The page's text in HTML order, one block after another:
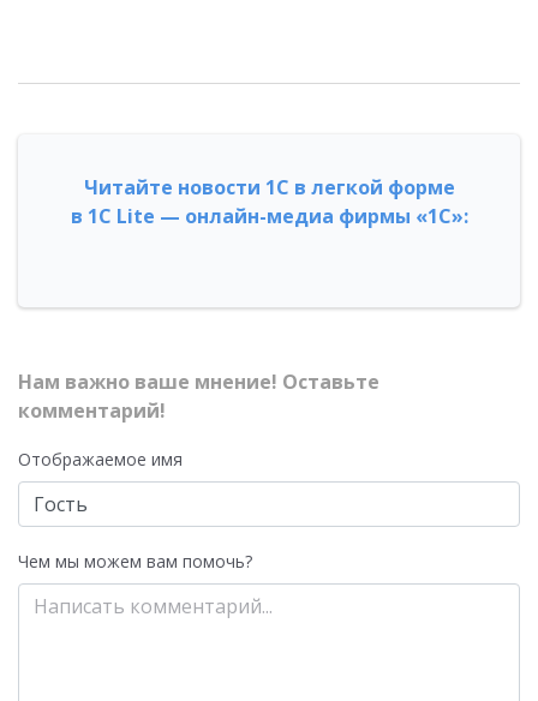
Читайте новости 1С в легкой форме
в 1С Lite — онлайн-медиа фирмы «1С»:
Нам важно ваше мнение! Оставьте
комментарий!
Отображаемое имя
Чем мы можем вам помочь?